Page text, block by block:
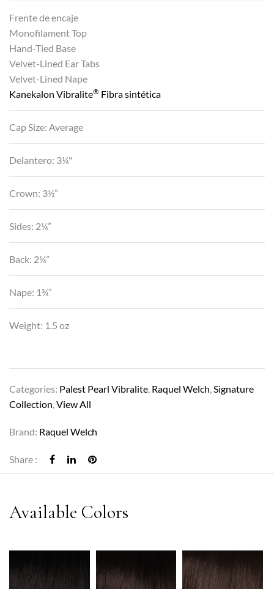
Frente de encaje
Monofilament Top
Hand-Tied Base
Velvet-Lined Ear Tabs
Velvet-Lined Nape
Kanekalon Vibralite® Fibra sintética
Cap Size: Average
Delantero: 3¼"
Crown: 3½”
Sides: 2¼”
Back: 2¼”
Nape: 1¾”
Weight: 1.5 oz
Categories: Palest Pearl Vibralite Raquel Welch Signature
Collection View All
Brand: Raquel Welch
Share :